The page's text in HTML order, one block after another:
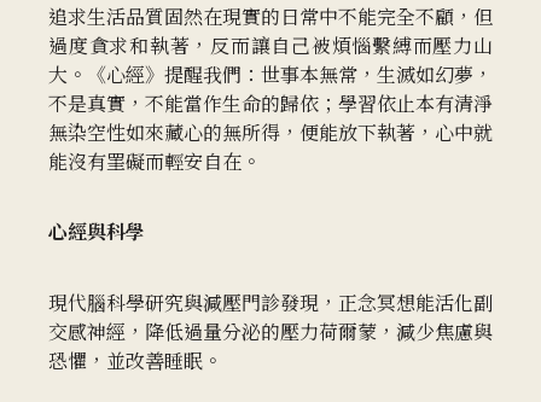
追求生活品質固然在現實的日常中不能完全不顧，但
過度貪求和執著，反而讓自己被煩惱繫縛而壓力山
大。《心經》提醒我們：世事本無常，生滅如幻夢，
不是真實，不能當作生命的歸依；學習依止本有清淨
無染空性如來藏心的無所得，便能放下執著，心中就
能沒有罣礙而輕安自在。
心經與科學
現代腦科學研究與減壓門診發現，正念冥想能活化副
交感神經，降低過量分泌的壓力荷爾蒙，減少焦慮與
恐懼，並改善睡眠。